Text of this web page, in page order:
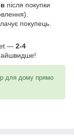
після покупки
покупець.
— 2-4
для дому прямо